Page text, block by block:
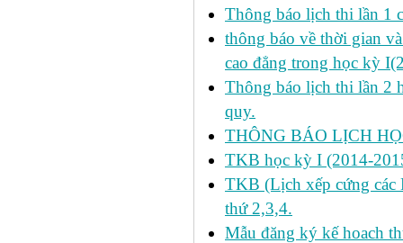
Thông báo lịch thi lần 1
thông báo về thời gian
cao đẳng trong học kỳ
Thông báo lịch thi lần 2
quy.
THÔNG BÁO LỊCH
TKB học kỳ I (2014-
TKB (Lịch xếp cứng các
thứ 2,3,4.
Mẫu đăng ký kế hoach